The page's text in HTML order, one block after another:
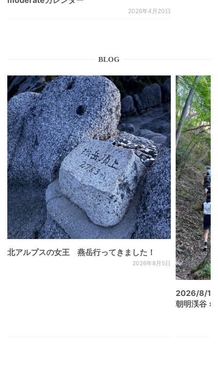
2026年4月20日
BLOG
北アルプスの女王 燕岳行ってきました！
2026年8月5日
2026/8/
朝明渓谷 ×